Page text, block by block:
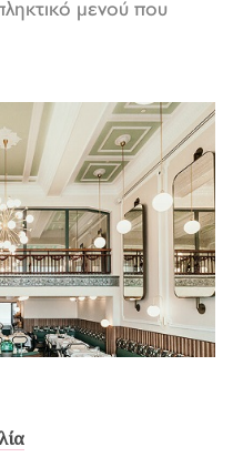
μενού που